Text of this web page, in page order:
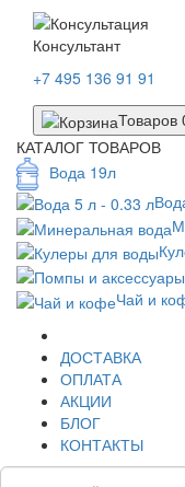
Консультант
+7 495 136 91 91
Товаров
КАТАЛОГ ТОВАРОВ
Вода 19л
Чай и
ДОСТАВКА
ОПЛАТА
АКЦИИ
БЛОГ
КОНТАКТЫ